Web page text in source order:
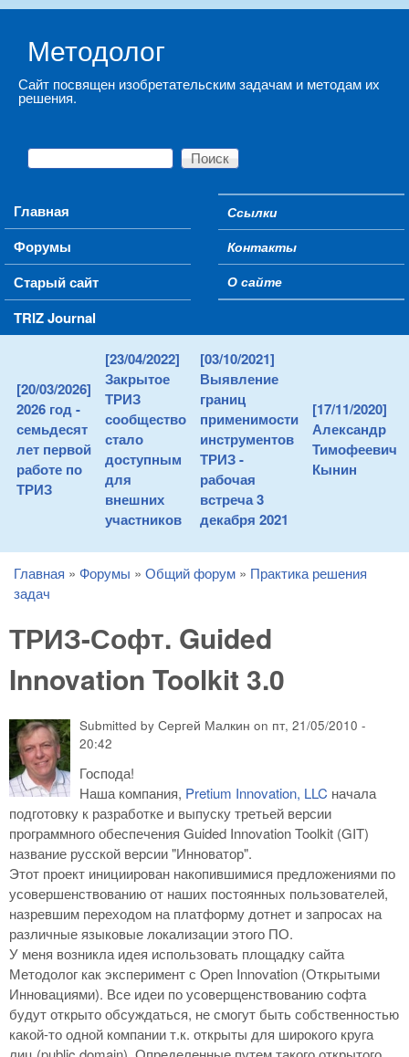
Методолог
Сайт посвящен изобретательским задачам и методам их
решения.
Форма поиска
Поиск
Main menu
Главная
Форумы
Старый сайт
TRIZ Journal
Secondary menu
Ссылки
Контакты
О сайте
[20/03/2026]
2026 год -
семьдесят
лет первой
работе по
ТРИЗ
[23/04/2022]
Закрытое
ТРИЗ
сообщество
стало
доступным
для
внешних
участников
[03/10/2021]
Выявление
границ
применимости
инструментов
ТРИЗ -
рабочая
встреча 3
декабря 2021
[17/11/2020]
Александр
Тимофеевич
Кынин
You are here
Главная » Форумы » Общий форум » Практика решения
задач
ТРИЗ-Софт. Guided
Innovation Toolkit 3.0
Submitted by Сергей Малкин on пт, 21/05/2010 -
20:42
Господа!
Наша компания, Pretium Innovation, LLC начала
подготовку к разработке и выпуску третьей версии
программного обеспечения Guided Innovation Toolkit (GIT)
название русской версии "Инноватор".
Этот проект инициирован накопившимися предложениями по
усовершенствованию от наших постоянных пользователей,
назревшим переходом на платформу дотнет и запросах на
различные языковые локализации этого ПО.
У меня возникла идея использовать площадку сайта
Методолог как эксперимент с Open Innovation (Открытыми
Инновациями). Все идеи по усоверщенствованию софта
будут открыто обсуждаться, не смогут быть собственностью
какой-то одной компании т.к. открыты для широкого круга